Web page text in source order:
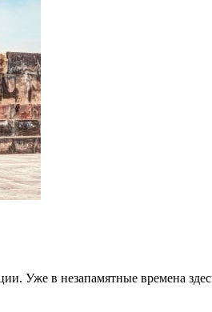
Уже в незапамятные времена